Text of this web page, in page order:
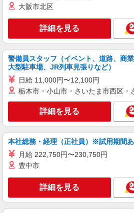
大阪市北区
詳細を見る
警備員スタッフ（イベント、道路、商業
大型駐車場、JR列車見張りなど）
日給 11,000円〜12,100円
栃木市・小山市・さいたま市西区
詳細を見る
本社総務・経理（正社員）※試用期間あ
月給 222,750円〜230,750円
豊中市
詳細を見る